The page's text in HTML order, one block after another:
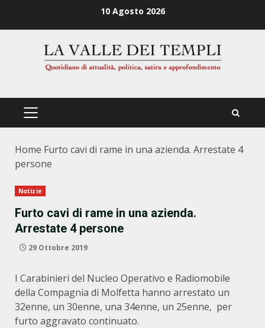
10 Agosto 2026
PRIMÄRES
Home Furto cavi di rame in una azienda. Arrestate 4
persone
Notizie
Furto cavi di rame in una azienda.
Arrestate 4 persone
29 Ottobre 2019
I Carabinieri del Nucleo Operativo e Radiomobile
della Compagnia di Molfetta hanno arrestato un
32enne, un 30enne, una 34enne, un 25enne, per
furto aggravato continuato.